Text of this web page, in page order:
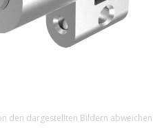
den dargestellten Bildern abweichen